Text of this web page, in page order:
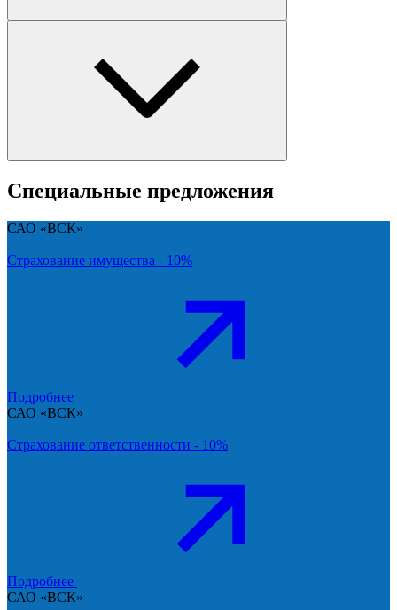
Специальные предложения
САО «ВСК»
Страхование имущества - 10%
Подробнее
САО «ВСК»
Страхование ответственности - 10%
Подробнее
САО «ВСК»